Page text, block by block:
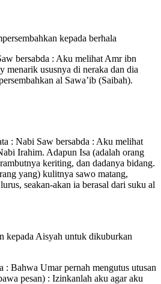
kepada berhala
bersabda : Aku melihat Amr ibn
ususnya di neraka dan dia
al Sawa’ib (Saibah).
: Nabi Saw bersabda : Aku melihat
Irahim. Adapun Isa (adalah orang
keriting, dan dadanya bidang.
yang) kulitnya sawo matang,
seakan-akan ia berasal dari suku al
kepada Aisyah untuk dikuburkan
: Bahwa Umar pernah mengutus utusan
pesan) : Izinkanlah aku agar aku